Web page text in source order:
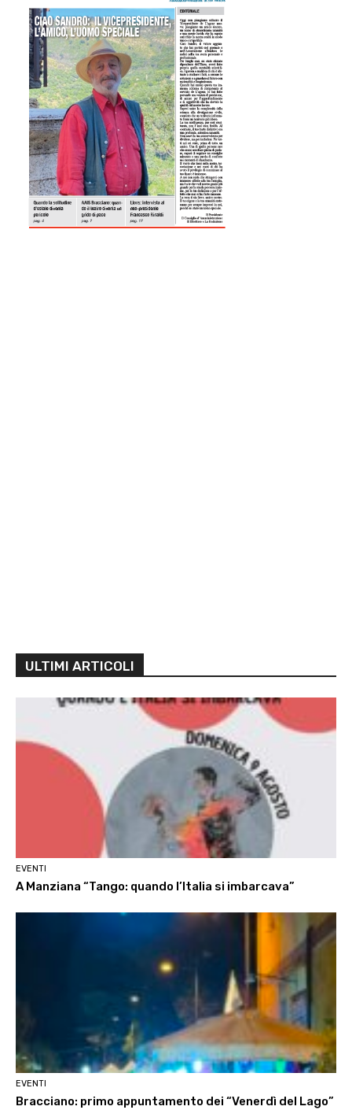
ULTIMI ARTICOLI
EVENTI
A Manziana “Tango: quando l’Italia si imbarcava”
EVENTI
Bracciano: primo appuntamento dei “Venerdì del Lago”